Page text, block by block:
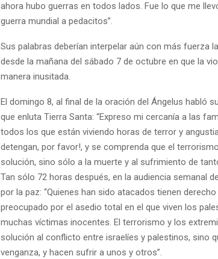
ahora hubo guerras en todos lados. Fue lo que me
guerra mundial a pedacitos”.
Sus palabras deberían interpelar aún con más fuerza
desde la mañana del sábado 7 de octubre en que la
manera inusitada.
El domingo 8, al final de la oración del Ángelus habló
que enluta Tierra Santa: “Expreso mi cercanía a las
todos los que están viviendo horas de terror y
detengan, por favor!, y se comprenda que el
solución, sino sólo a la muerte y al sufrimiento de
Tan sólo 72 horas después, en la audiencia semanal
por la paz: “Quienes han sido atacados tienen
preocupado por el asedio total en el que viven los
muchas víctimas inocentes. El terrorismo y los
solución al conflicto entre israelíes y palestinos, sino
venganza, y hacen sufrir a unos y otros”.